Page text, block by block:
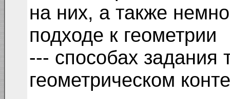
на них, а также
подходе к геометрии
--- способах задания
геометрическом